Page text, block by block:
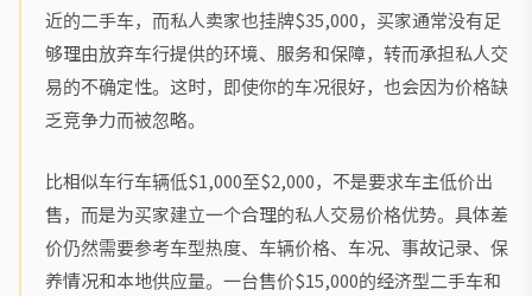
近的二手车，而私人卖家也挂牌$35,000，买家通常没有足
够理由放弃车行提供的环境、服务和保障，转而承担私人交
易的不确定性。这时，即使你的车况很好，也会因为价格缺
乏竞争力而被忽略。
比相似车行车辆低$1,000至$2,000，不是要求车主低价出
售，而是为买家建立一个合理的私人交易价格优势。具体差
价仍然需要参考车型热度、车辆价格、车况、事故记录、保
养情况和本地供应量。一台售价$15,000的经济型二手车和